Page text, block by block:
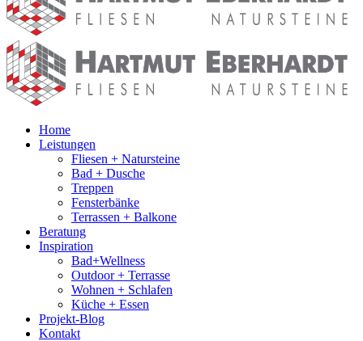
Home
Leistungen
Fliesen + Natursteine
Bad + Dusche
Treppen
Fensterbänke
Terrassen + Balkone
Beratung
Inspiration
Bad+Wellness
Outdoor + Terrasse
Wohnen + Schlafen
Küche + Essen
Projekt-Blog
Kontakt